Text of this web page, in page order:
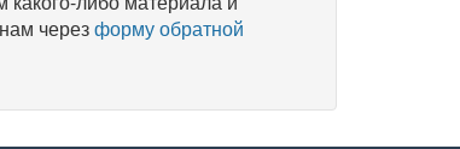
черезформу обратной